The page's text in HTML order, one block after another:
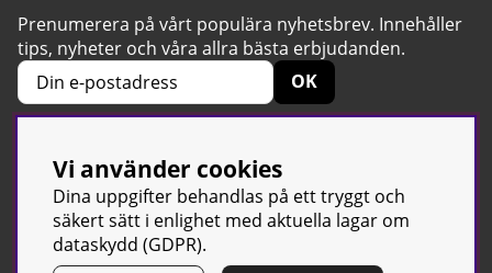
Prenumerera på vårt populära nyhetsbrev. Innehåller
tips, nyheter och våra allra bästa erbjudanden.
OK
4.6 Baserat på 2424 betyg
Vi använder cookies
Dina uppgifter behandlas på ett tryggt och
säkert sätt i enlighet med aktuella lagar om
dataskydd (GDPR).